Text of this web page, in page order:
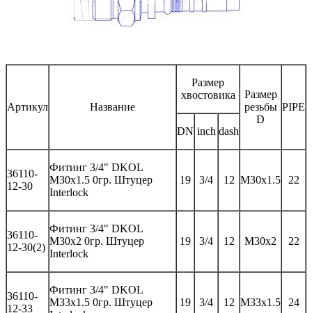
Артикул Название
Размер
хвостовика
Размер
резьбы
D
PIPE
DN inch dash
36110-
12-30
Фитинг 3/4" DKOL
M30x1.5 0гр. Штуцер
Interlock
19 3/4 12 M30x1.5 22
36110-
12-30(2)
Фитинг 3/4" DKOL
M30x2 0гр. Штуцер
Interlock
19 3/4 12 M30x2 22
36110-
12-33
Фитинг 3/4" DKOL
M33x1.5 0гр. Штуцер
19 3/4 12 M33x1.5 24